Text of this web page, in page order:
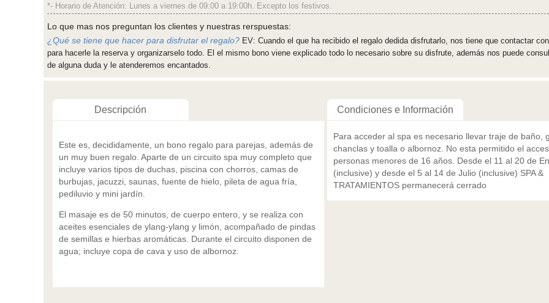
*- Horario de Atención: Lunes a viernes de 09:00 a 19:00h. Excepto los festivos.
Lo que mas nos preguntan los clientes y nuestras rerspuestas:
¿Qué se tiene que hacer para disfrutar el regalo? EV: Cuando el que ha recibido el regalo dedida disfrutarlo, nos tiene que contactar
para hacerle la reserva y organizarselo todo. El el mismo bono viene explicado todo lo necesario sobre su disfrute, además nos puede
de alguna duda y le atenderemos encantados.
Descripción Condiciones e Información
Este es, decididamente, un bono regalo para parejas, además de
un muy buen regalo. Aparte de un circuito spa muy completo que
incluye varios tipos de duchas, piscina con chorros, camas de
burbujas, jacuzzi, saunas, fuente de hielo, pileta de agua fría,
pediluvio y mini jardín.
El masaje es de 50 minutos, de cuerpo entero, y se realiza con
aceites esenciales de ylang-ylang y limón, acompañado de pindas
de semillas e hierbas aromáticas. Durante el circuito disponen de
agua; incluye copa de cava y uso de albornoz.
Para acceder al spa es necesario llevar traje de baño,
chanclas y toalla o albornoz. No esta permitido el
personas menores de 16 años. Desde el 11 al 20 de
(inclusive) y desde el 5 al 14 de Julio (inclusive) SPA &
TRATAMIENTOS permanecerá cerrado